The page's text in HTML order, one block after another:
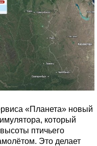
«Планета» новый
который
птичьего
Это делает